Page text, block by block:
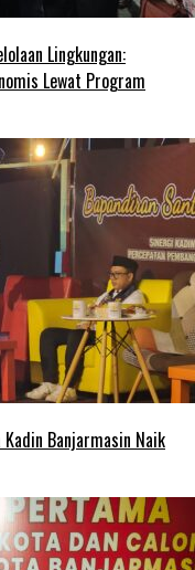
Lingkungan:
Lewat Program
Banjarmasin Naik